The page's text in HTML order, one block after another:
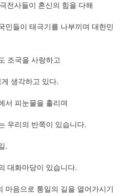
전사들이 혼신의 힘을 다해
민들이 태극기를 나부끼며 대한민
조국을 사랑하고
생각하고 있다.
서 피눈물을 흘리며
우리의 반쪽이 있습니다.
.
대화마당이 있습니다.
마음으로 통일의 길을 열어가시기